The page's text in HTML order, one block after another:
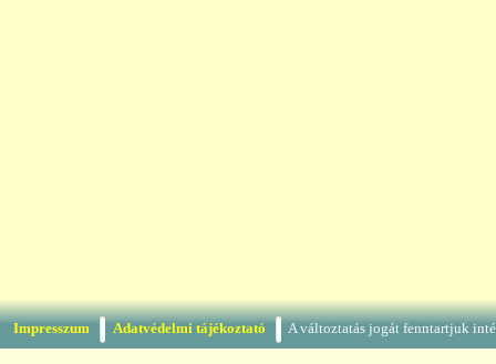
Impresszum Adatvédelmi tájékoztató A változtatás jogát fenntartjuk